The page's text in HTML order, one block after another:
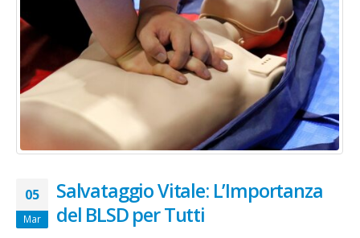
05
Mar
Salvataggio Vitale: L’Importanza
del BLSD per Tutti